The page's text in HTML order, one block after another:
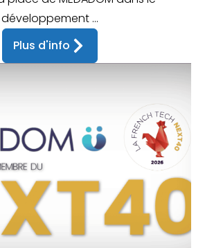
développement ...
Plus d'info